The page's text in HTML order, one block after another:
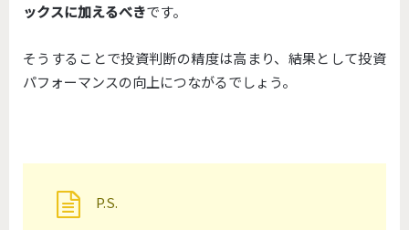
ックスに加えるべきです。
そうすることで投資判断の精度は高まり、 結果として投資
パフォーマンスの向上につながるでしょう。
P.S.